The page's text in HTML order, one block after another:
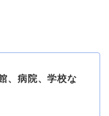
、病院、学校な